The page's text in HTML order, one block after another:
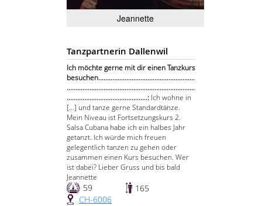
Jeannette
Tanzpartnerin Dallenwil
Ich möchte gerne mit dir einen Tanzkurs
besuchen.......................................................
.........................................................................
..............................................: Ich wohne in
[...] und tanze gerne Standardtänze.
Mein Niveau ist Fortsetzungskurs 2.
Salsa Cubana habe ich ein halbes Jahr
getanzt. Ich würde mich freuen
gelegentlich tanzen zu gehen oder
zusammen einen Kurs besuchen. Wer
ist dabei? Lieber Gruss und bis bald
Jeannette
59
165
CH-6006